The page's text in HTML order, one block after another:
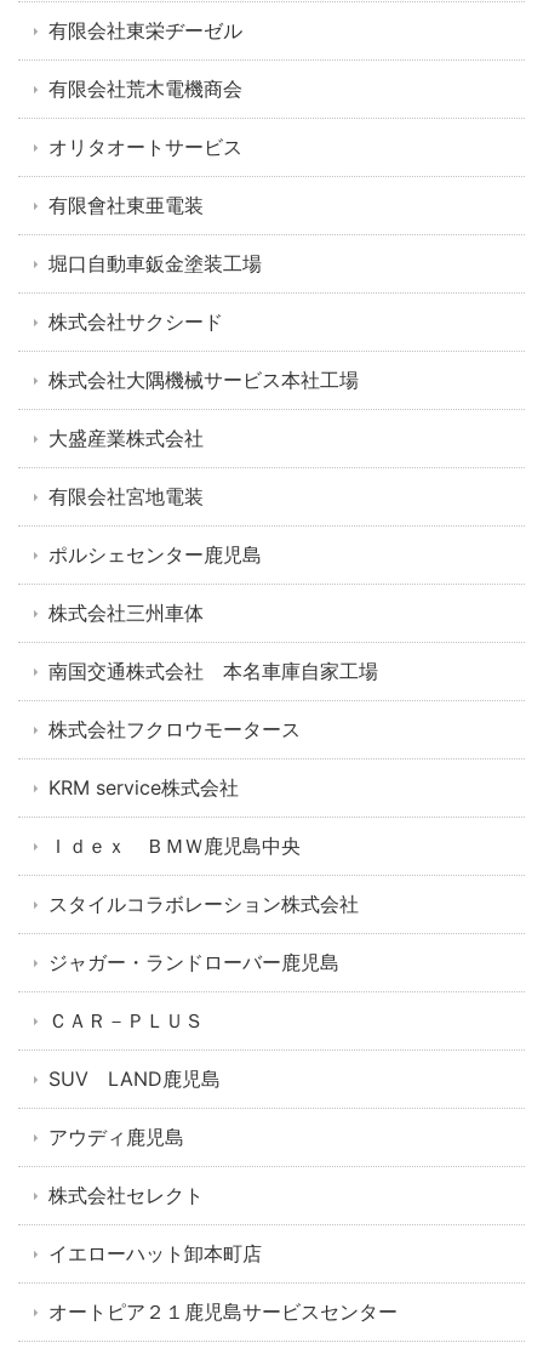
有限会社東栄ヂーゼル
有限会社荒木電機商会
オリタオートサービス
有限會社東亜電装
堀口自動車鈑金塗装工場
株式会社サクシード
株式会社大隅機械サービス本社工場
大盛産業株式会社
有限会社宮地電装
ポルシェセンター鹿児島
株式会社三州車体
南国交通株式会社 本名車庫自家工場
株式会社フクロウモータース
KRM service株式会社
Ｉｄｅｘ ＢＭＷ鹿児島中央
スタイルコラボレーション株式会社
ジャガー・ランドローバー鹿児島
ＣＡＲ－ＰＬＵＳ
SUV LAND鹿児島
アウディ鹿児島
株式会社セレクト
イエローハット卸本町店
オートピア２１鹿児島サービスセンター